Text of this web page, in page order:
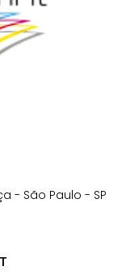
- São Paulo - SP